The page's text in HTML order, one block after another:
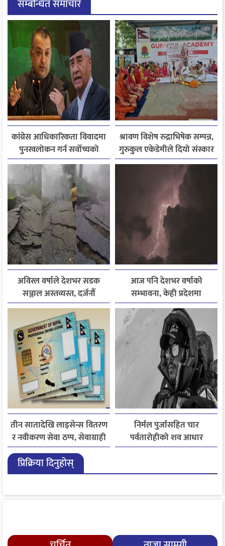
सम्बन्धित समाचार
कांग्रेस आधिकारिकता विवादमा
पुनरवलोकन गर्न सर्वोच्चको
अनुमति
श्रावण विशेष रुद्राभिषेक सम्पन्न,
गुरुकुल एकेडेमीले दियो संस्कार
र नैतिक शिक्षाको सन्देश
अविरल वर्षाले देशभर सडक
सञ्जाल अस्तव्यस्त, दर्जनौँ
राजमार्ग अवरुद्ध
आज पनि देशभर वर्षाको
सम्भावना, केही प्रदेशमा
भारीदेखि धेरै भारी वर्षा हुने
चेतावनी
तीन सातादेखि लाइसेन्स वितरण
र नवीकरण सेवा ठप्प, सेवाग्राही
सास्तीमा
निर्मल पुर्जासहित चार
पर्वतारोहीको शव आधार
शिविरमा ल्याइयो, तीन अझै
प्रिक्रिया दिनुहोस्